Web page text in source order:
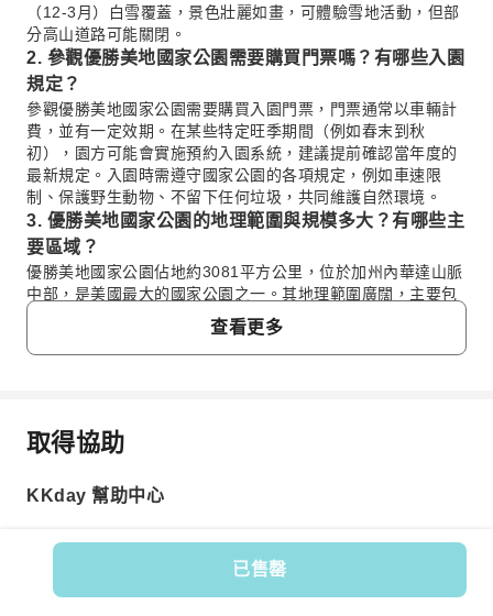
已售罄
（12-3月）白雪覆蓋，景色壯麗如畫，可體驗雪地活動，但部
分高山道路可能關閉。
2. 參觀優勝美地國家公園需要購買門票嗎？有哪些入園
規定？
參觀優勝美地國家公園需要購買入園門票，門票通常以車輛計
費，並有一定效期。在某些特定旺季期間（例如春末到秋
初），園方可能會實施預約入園系統，建議提前確認當年度的
最新規定。入園時需遵守國家公園的各項規定，例如車速限
制、保護野生動物、不留下任何垃圾，共同維護自然環境。
3. 優勝美地國家公園的地理範圍與規模多大？有哪些主
要區域？
優勝美地國家公園佔地約3081平方公里，位於加州內華達山脈
中部，是美國最大的國家公園之一。其地理範圍廣闊，主要包
括優勝美地谷、冰川點、馬里波薩林地（巨杉）、圖奧勒米草
甸等核心區域。園區內地形多樣，擁有壯觀的花崗岩峭壁、高
聳的瀑布、清澈的溪流和古老的巨杉森林。
從舊金山前往優勝美地國家公園最常見且彈性的方式是自駕，
車程約3至4小時，沿途風光秀麗。若選擇大眾運輸，可搭乘火
勝美地地區交通系統）巴士進入。此外，參加有專車接送的旅
的煩惱。
5. 遊覽舊金山、優勝美地國家公園及周邊地區，建議安
排多少天行程？
查看更多
常見問題
1. 優勝美地國家公園哪個季節最適合參觀，能欣賞
優勝美地國家公園四季皆有獨特美景。夏季（6-9月）天氣
溫暖，所有步道開放，是觀賞瀑布、湖泊及進行戶外活動
的最佳時機。春季（4-5月）瀑布水量豐沛，野花綻放，生
取得協助
KKday 幫助中心
商品編號: 266610